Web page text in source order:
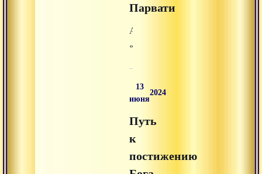
Парвати
Аудиолекция
«Бракосочетание
Парвати»
раздела
«аудиолекции»
13
июня
2024
Путь
к
постижению